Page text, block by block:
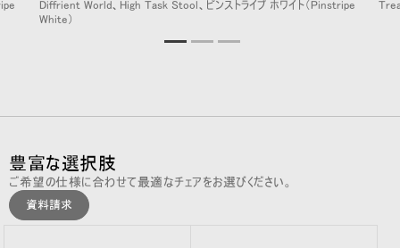
Diffrient World、High Task Stool、ピンストライプ ホワイト（Pinstripe
White）
豊富な選択肢
ご希望の仕様に合わせて最適なチェアをお選びください。
資料請求